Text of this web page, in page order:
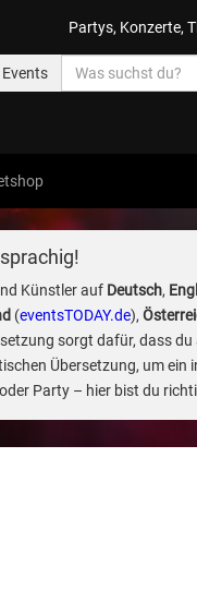
Partys, Konzerte,
Events
Künstler auf Deutsch,
(eventsTODAY.de),
sorgt dafür, dass
Übersetzung, um ein
Party – hier bist du